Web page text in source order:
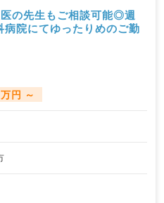
医の先生もご相談可能◎週
院にてゆったりめのご勤
円 ～